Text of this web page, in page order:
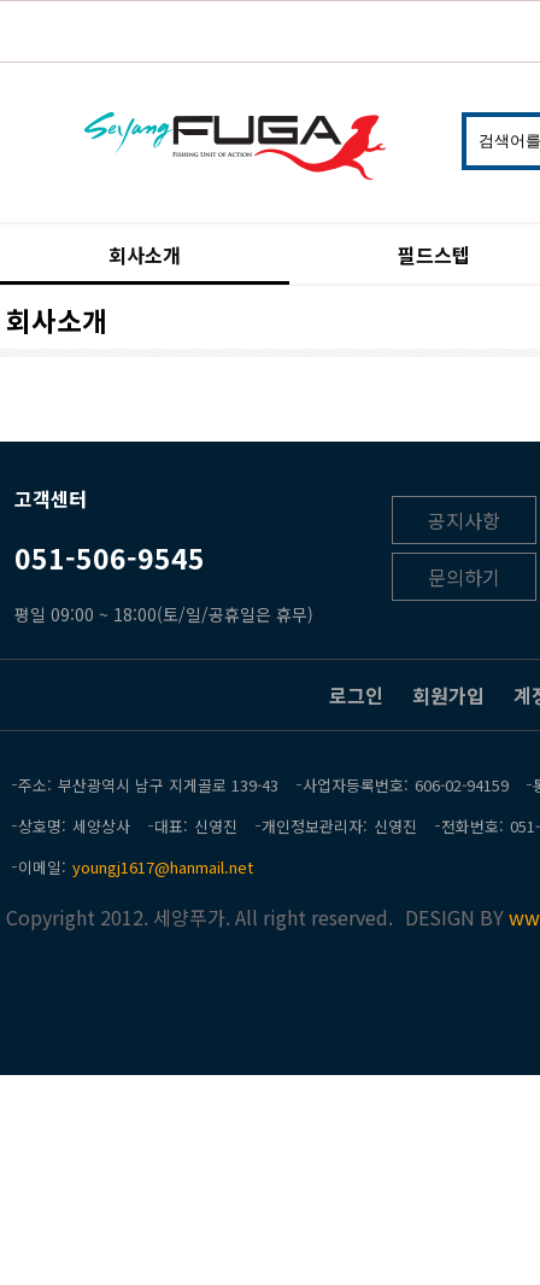
회사소개 필드스텝
회사소개
고객센터
051-506-9545
평일 09:00 ~ 18:00(토/일/공휴일은 휴무)
공지사항
문의하기
로그인 회원가입 계
주소 부산광역시 남구 지게골로 139-43 사업자등록번호 606-02-94159
상호명 세양상사 대표 신영진 개인정보관리자 신영진 전화번호
이메일 youngj1617@hanmail.net
Copyright 2012. 세양푸가. All right reserved. DESIGN BY